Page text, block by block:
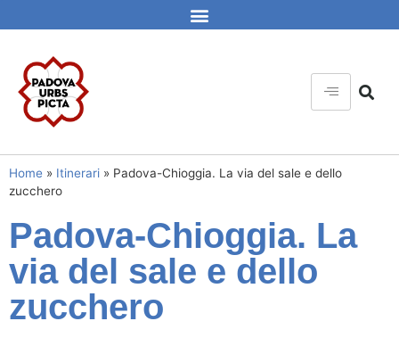
Home » Itinerari » Padova-Chioggia. La via del sale e dello
zucchero
Padova-Chioggia. La
via del sale e dello
zucchero